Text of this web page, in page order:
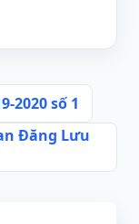
2020 số 1
Đăng Lưu